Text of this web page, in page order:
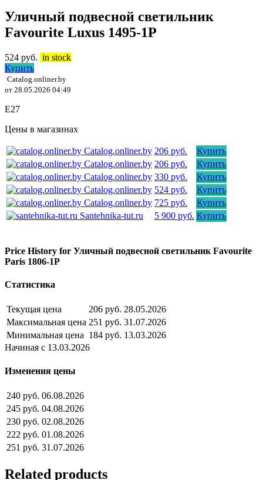
Уличный подвесной светильник
Favourite Luxus 1495-1P
524 руб. in stock
Купить
Catalog.onliner.by
от 28.05.2026 04:49
E27
Цены в магазинах
Catalog.onliner.by 206 руб.
Купить
Catalog.onliner.by 206 руб.
Купить
Catalog.onliner.by 330 руб.
Купить
Catalog.onliner.by 524 руб.
Купить
Catalog.onliner.by 725 руб.
Купить
Santehnika-tut.ru
5 900 руб. Купить
Price History for Уличный подвесной светильник Favourite
Paris 1806-1P
Статистика
Текущая цена 206 руб. 28.05.2026
Максимальная цена 251 руб. 31.07.2026
Минимальная цена 184 руб. 13.03.2026
Начиная с 13.03.2026
Изменения цены
240 руб. 06.08.2026
245 руб. 04.08.2026
230 руб. 02.08.2026
222 руб. 01.08.2026
251 руб. 31.07.2026
Related products